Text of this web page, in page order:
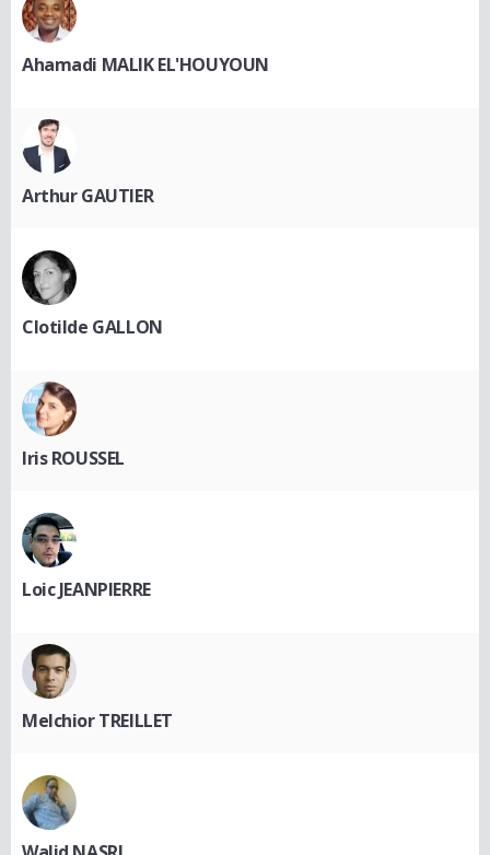
Ahamadi MALIK EL'HOUYOUN
Arthur GAUTIER
Clotilde GALLON
Iris ROUSSEL
Loic JEANPIERRE
Melchior TREILLET